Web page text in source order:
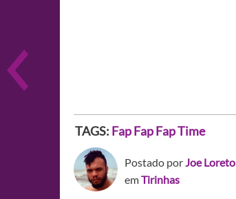
TAGS: Fap Fap FapTime
Postado porJoe Loreto
emTirinhas